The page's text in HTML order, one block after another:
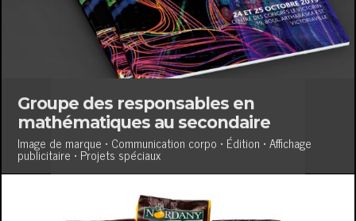
Groupe des responsables en
mathématiques au secondaire
Image de marque • Communication corpo • Édition • Affichage
publicitaire • Projets spéciaux